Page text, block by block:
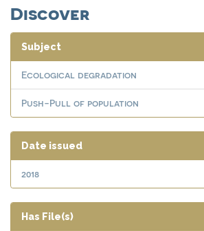
Discover
Subject
Ecological degradation
Push-Pull of population
Date issued
2018
Has File(s)